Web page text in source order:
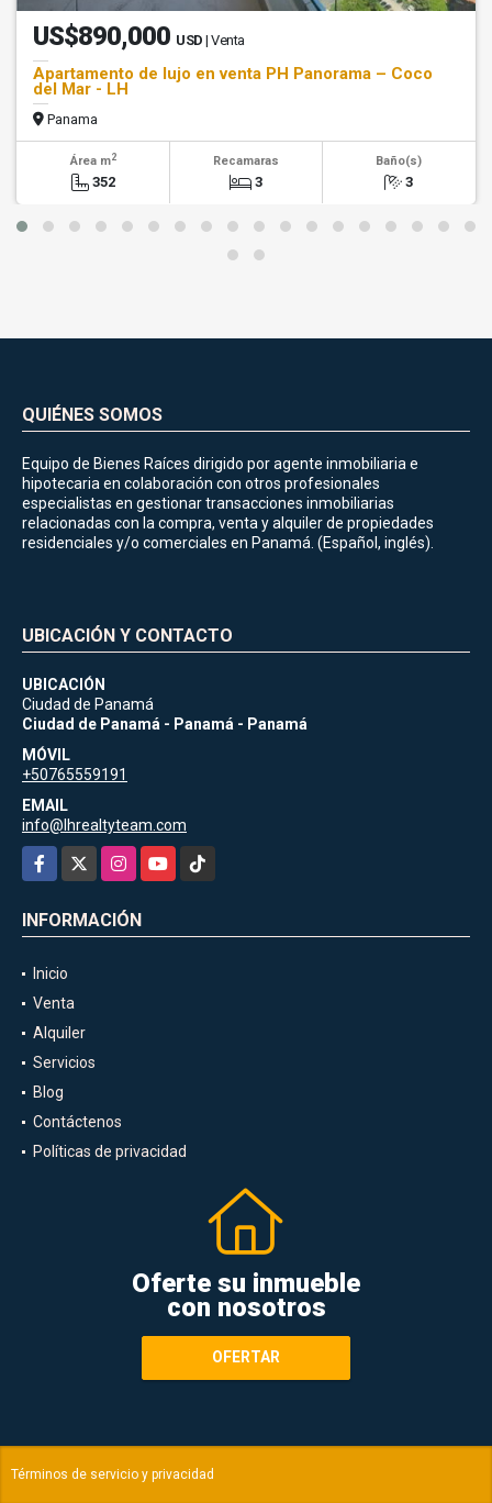
US$890,000 USD | Venta
Apartamento de lujo en venta PH Panorama – Coco
del Mar - LH
Panama
Área m2
352
Recamaras
3
Baño(s)
3
QUIÉNES SOMOS
Equipo de Bienes Raíces dirigido por agente inmobiliaria e
hipotecaria en colaboración con otros profesionales
especialistas en gestionar transacciones inmobiliarias
relacionadas con la compra, venta y alquiler de propiedades
residenciales y/o comerciales en Panamá. (Español, inglés).
UBICACIÓN Y CONTACTO
UBICACIÓN
Ciudad de Panamá
Ciudad de Panamá - Panamá - Panamá
MÓVIL
+50765559191
EMAIL
info@lhrealtyteam.com
Facebook
InstagramYouTubeTikTok
INFORMACIÓN
Inicio
Venta
Alquiler
Servicios
Blog
Contáctenos
Políticas de privacidad
Oferte su inmueble
con nosotros
OFERTAR
Términos de servicio y privacidad